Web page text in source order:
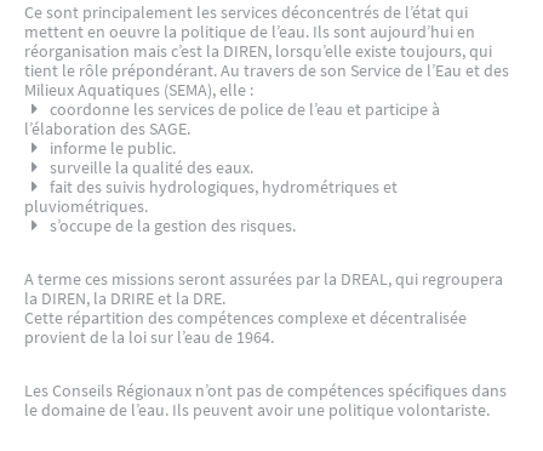
Ce sont principalement les services déconcentrés de l’état qui
mettent en oeuvre la politique de l’eau. Ils sont aujourd’hui en
réorganisation mais c’est la DIREN, lorsqu’elle existe toujours, qui
tient le rôle prépondérant. Au travers de son Service de l’Eau et des
Milieux Aquatiques (SEMA), elle :
coordonne les services de police de l’eau et participe à
l’élaboration des SAGE.
informe le public.
surveille la qualité des eaux.
fait des suivis hydrologiques, hydrométriques et
pluviométriques.
s’occupe de la gestion des risques.
A terme ces missions seront assurées par la DREAL, qui regroupera
la DIREN, la DRIRE et la DRE.
Cette répartition des compétences complexe et décentralisée
provient de la loi sur l’eau de 1964.
Les Conseils Régionaux n’ont pas de compétences spécifiques dans
le domaine de l’eau. Ils peuvent avoir une politique volontariste.